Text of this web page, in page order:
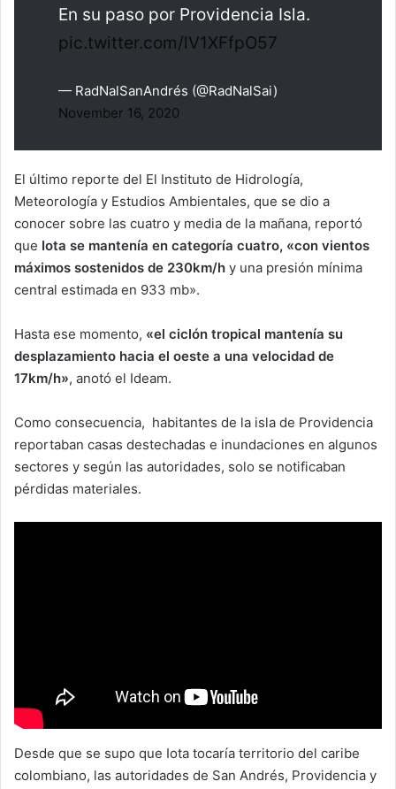
En su paso por Providencia Isla.
pic.twitter.com/lV1XFfpO57
— RadNalSanAndrés (@RadNalSai)
November 16, 2020
El último reporte del El Instituto de Hidrología,
Meteorología y Estudios Ambientales, que se dio a
conocer sobre las cuatro y media de la mañana, reportó
que Iota se mantenía en categoría cuatro, «con vientos
máximos sostenidos de 230km/h y una presión mínima
central estimada en 933 mb».
Hasta ese momento, «el ciclón tropical mantenía su
desplazamiento hacia el oeste a una velocidad de
17km/h», anotó el Ideam.
Como consecuencia, habitantes de la isla de Providencia
reportaban casas destechadas e inundaciones en algunos
sectores y según las autoridades, solo se notificaban
pérdidas materiales.
Desde que se supo que Iota tocaría territorio del caribe
colombiano, las autoridades de San Andrés, Providencia y